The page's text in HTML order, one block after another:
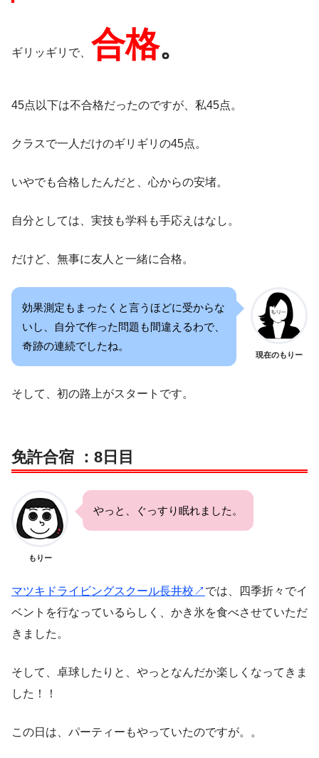
ギリッギリで、 合格。
45点以下は不合格だったのですが、私45点。
クラスで一人だけのギリギリの45点。
いやでも合格したんだと、心からの安堵。
自分としては、実技も学科も手応えはなし。
だけど、無事に友人と一緒に合格。
効果測定もまったくと言うほどに受からな
いし、自分で作った問題も間違えるわで、
奇跡の連続でしたね。
現在のもりー
そして、初の路上がスタートです。
免許合宿 ：8日目
もりー
やっと、ぐっすり眠れました。
マツキドライビングスクール長井校↗︎ では、四季折々でイ
ベントを行なっているらしく、かき氷を食べさせていただ
きました。
そして、卓球したりと、やっとなんだか楽しくなってきま
した！！
この日は、パーティーもやっていたのですが。。